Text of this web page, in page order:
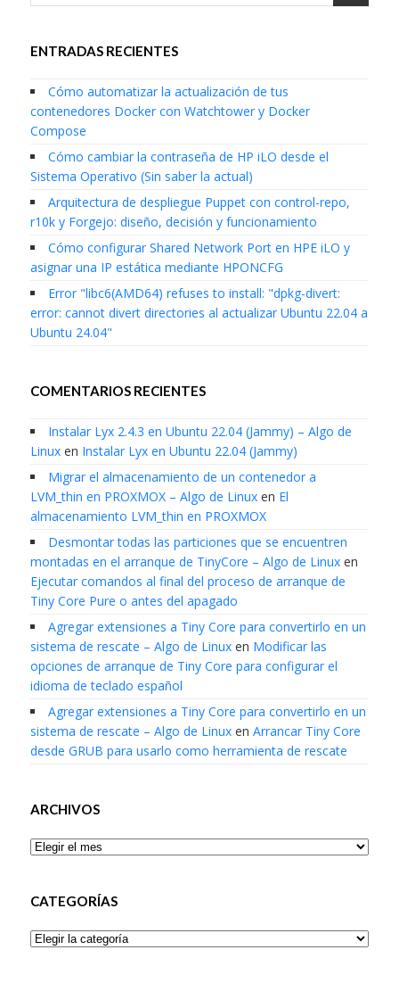
ENTRADAS RECIENTES
Cómo automatizar la actualización de tus
contenedores Docker con Watchtower y Docker
Compose
Cómo cambiar la contraseña de HP iLO desde el
Sistema Operativo (Sin saber la actual)
Arquitectura de despliegue Puppet con control-repo,
r10k y Forgejo: diseño, decisión y funcionamiento
Cómo configurar Shared Network Port en HPE iLO y
asignar una IP estática mediante HPONCFG
Error "libc6(AMD64) refuses to install: "dpkg-divert:
error: cannot divert directories al actualizar Ubuntu 22.04 a
Ubuntu 24.04"
COMENTARIOS RECIENTES
Instalar Lyx 2.4.3 en Ubuntu 22.04 (Jammy) – Algo de
Linuxen Instalar Lyx en Ubuntu 22.04 (Jammy)
Migrar el almacenamiento de un contenedor a
LVM_thin en PROXMOX – Algo de Linuxen El
almacenamiento LVM_thin en PROXMOX
Desmontar todas las particiones que se encuentren
montadas en el arranque de TinyCore – Algo de Linuxen
Ejecutar comandos al final del proceso de arranque de
Tiny Core Pure o antes del apagado
Agregar extensiones a Tiny Core para convertirlo en un
sistema de rescate – Algo de Linuxen Modificar las
opciones de arranque de Tiny Core para configurar el
idioma de teclado español
Agregar extensiones a Tiny Core para convertirlo en un
sistema de rescate – Algo de Linuxen Arrancar Tiny Core
desde GRUB para usarlo como herramienta de rescate
ARCHIVOS
Archivos
CATEGORÍAS
Categorías